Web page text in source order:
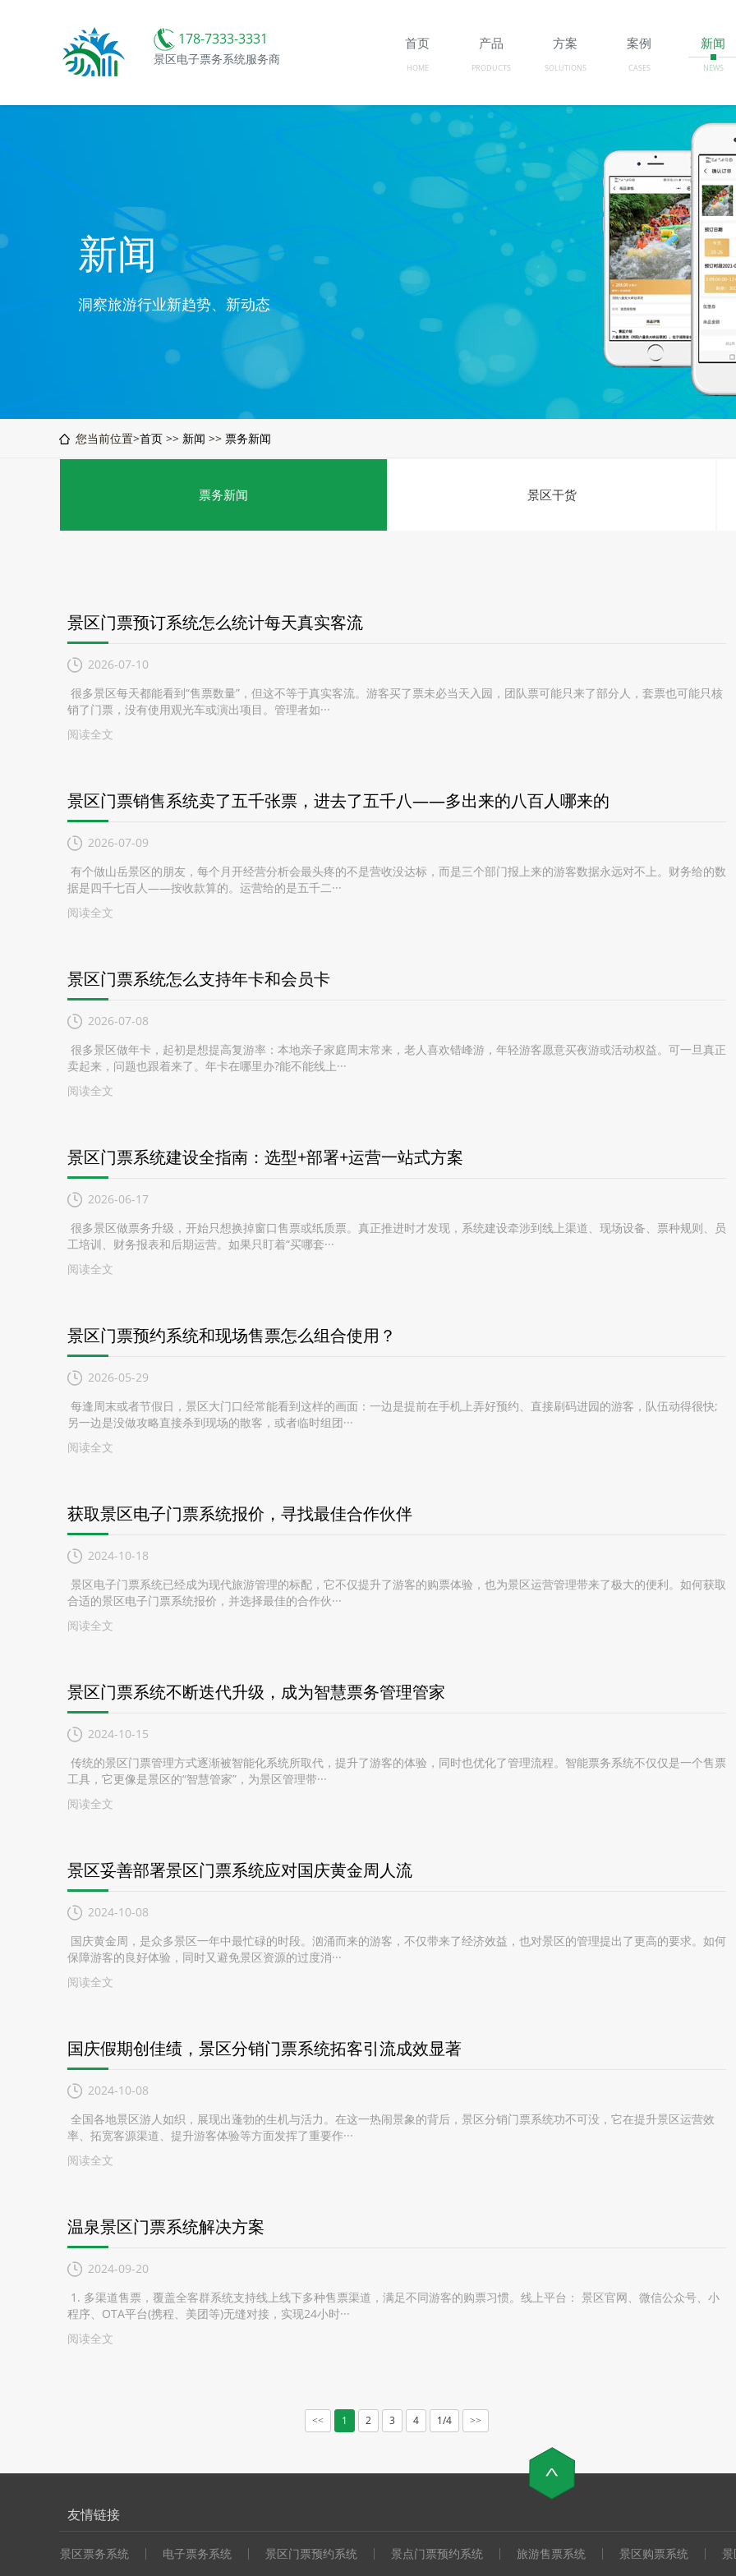
178-7333-3331
景区电子票务系统服务商
首页
HOME
产品
PRODUCTS
方案
SOLUTIONS
案例
CASES
新闻
NEWS
新闻
洞察旅游行业新趋势、新动态
您当前位置>首页 >> 新闻 >> 票务新闻
票务新闻 景区干货
景区门票预订系统怎么统计每天真实客流
2026-07-10
很多景区每天都能看到“售票数量”，但这不等于真实客流。游客买了票未必当天入园，团队票可能只来了部分人，套票也可能只核
销了门票，没有使用观光车或演出项目。管理者如···
阅读全文
景区门票销售系统卖了五千张票，进去了五千八——多出来的八百人哪来的
2026-07-09
有个做山岳景区的朋友，每个月开经营分析会最头疼的不是营收没达标，而是三个部门报上来的游客数据永远对不上。财务给的数
据是四千七百人——按收款算的。运营给的是五千二···
阅读全文
景区门票系统怎么支持年卡和会员卡
2026-07-08
很多景区做年卡，起初是想提高复游率：本地亲子家庭周末常来，老人喜欢错峰游，年轻游客愿意买夜游或活动权益。可一旦真正
卖起来，问题也跟着来了。年卡在哪里办?能不能线上···
阅读全文
景区门票系统建设全指南：选型+部署+运营一站式方案
2026-06-17
很多景区做票务升级，开始只想换掉窗口售票或纸质票。真正推进时才发现，系统建设牵涉到线上渠道、现场设备、票种规则、员
工培训、财务报表和后期运营。如果只盯着“买哪套···
阅读全文
景区门票预约系统和现场售票怎么组合使用？
2026-05-29
每逢周末或者节假日，景区大门口经常能看到这样的画面：一边是提前在手机上弄好预约、直接刷码进园的游客，队伍动得很快;
另一边是没做攻略直接杀到现场的散客，或者临时组团···
阅读全文
获取景区电子门票系统报价，寻找最佳合作伙伴
2024-10-18
景区电子门票系统已经成为现代旅游管理的标配，它不仅提升了游客的购票体验，也为景区运营管理带来了极大的便利。如何获取
合适的景区电子门票系统报价，并选择最佳的合作伙···
阅读全文
景区门票系统不断迭代升级，成为智慧票务管理管家
2024-10-15
传统的景区门票管理方式逐渐被智能化系统所取代，提升了游客的体验，同时也优化了管理流程。智能票务系统不仅仅是一个售票
工具，它更像是景区的“智慧管家”，为景区管理带···
阅读全文
景区妥善部署景区门票系统应对国庆黄金周人流
2024-10-08
国庆黄金周，是众多景区一年中最忙碌的时段。汹涌而来的游客，不仅带来了经济效益，也对景区的管理提出了更高的要求。如何
保障游客的良好体验，同时又避免景区资源的过度消···
阅读全文
国庆假期创佳绩，景区分销门票系统拓客引流成效显著
2024-10-08
全国各地景区游人如织，展现出蓬勃的生机与活力。在这一热闹景象的背后，景区分销门票系统功不可没，它在提升景区运营效
率、拓宽客源渠道、提升游客体验等方面发挥了重要作···
阅读全文
温泉景区门票系统解决方案
2024-09-20
1. 多渠道售票，覆盖全客群系统支持线上线下多种售票渠道，满足不同游客的购票习惯。线上平台： 景区官网、微信公众号、小
程序、OTA平台(携程、美团等)无缝对接，实现24小时···
阅读全文
<< 1 2 3 4 1/4 >>
友情链接
景区票务系统 电子票务系统 景区门票预约系统 景点门票预约系统 旅游售票系统 景区购票系统